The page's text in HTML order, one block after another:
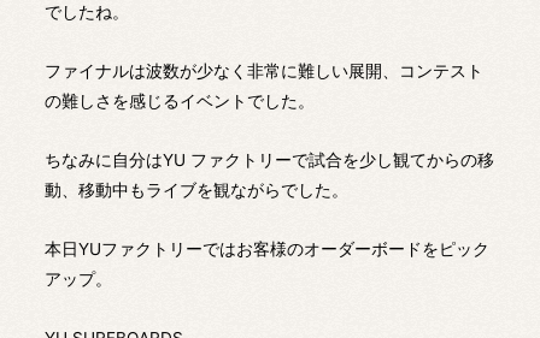
でしたね。
ファイナルは波数が少なく非常に難しい展開、コンテスト
の難しさを感じるイベントでした。
ちなみに自分はYU ファクトリーで試合を少し観てからの移
動、移動中もライブを観ながらでした。
本日YUファクトリーではお客様のオーダーボードをピック
アップ。